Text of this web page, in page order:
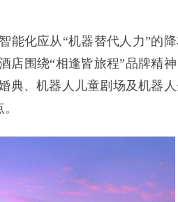
能化应从“机器替代人力”的
店围绕“相逢皆旅程”品牌精
典、机器人儿童剧场及机器